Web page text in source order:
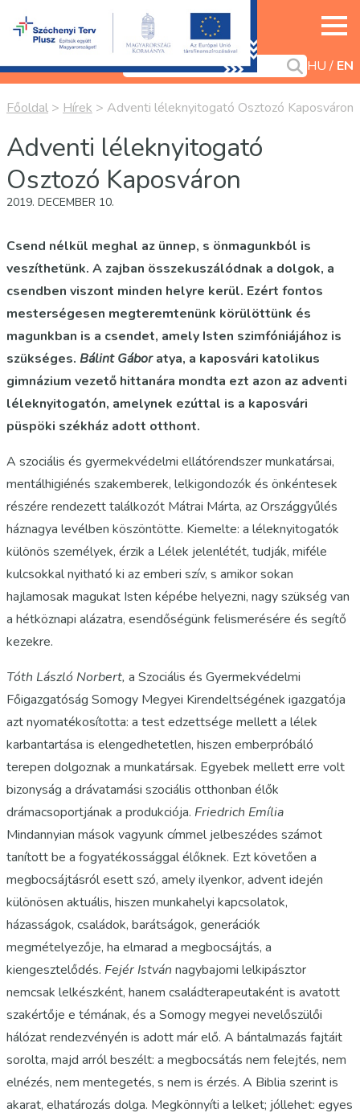
HU EN
Főoldal > Hírek > Adventi léleknyitogató Osztozó Kaposváron
Adventi léleknyitogató
Osztozó Kaposváron
2019. DECEMBER 10.
Csend nélkül meghal az ünnep, s önmagunkból is
veszíthetünk. A zajban összekuszálódnak a dolgok, a
csendben viszont minden helyre kerül. Ezért fontos
mesterségesen megteremtenünk körülöttünk és
magunkban is a csendet, amely Isten szimfóniájához is
szükséges. Bálint Gáboratya, a kaposvári katolikus
gimnázium vezető hittanára mondta ezt azon az adventi
léleknyitogatón, amelynek ezúttal is a kaposvári
püspöki székház adott otthont.
A szociális és gyermekvédelmi ellátórendszer munkatársai,
mentálhigiénés szakemberek, lelkigondozók és önkéntesek
részére rendezett találkozót Mátrai Márta, az Országgyűlés
háznagya levélben köszöntötte. Kiemelte: a léleknyitogatók
különös személyek, érzik a Lélek jelenlétét, tudják, miféle
kulcsokkal nyitható ki az emberi szív, s amikor sokan
hajlamosak magukat Isten képébe helyezni, nagy szükség van
a hétköznapi alázatra, esendőségünk felismerésére és segítő
kezekre.
Tóth László Norbert, a Szociális és Gyermekvédelmi
Főigazgatóság Somogy Megyei Kirendeltségének igazgatója
azt nyomatékosította: a test edzettsége mellett a lélek
karbantartása is elengedhetetlen, hiszen emberpróbáló
terepen dolgoznak a munkatársak. Egyebek mellett erre volt
bizonyság a drávatamási szociális otthonban élők
drámacsoportjának a produkciója. Friedrich Emília
Mindannyian mások vagyunk címmel jelbeszédes számot
tanított be a fogyatékossággal élőknek. Ezt követően a
megbocsájtásról esett szó, amely ilyenkor, advent idején
különösen aktuális, hiszen munkahelyi kapcsolatok,
házasságok, családok, barátságok, generációk
megmételyezője, ha elmarad a megbocsájtás, a
kiengesztelődés. Fejér István nagybajomi lelkipásztor
nemcsak lelkészként, hanem családterapeutaként is avatott
szakértője e témának, és a Somogy megyei nevelőszülői
hálózat rendezvényén is adott már elő. A bántalmazás fajtáit
sorolta, majd arról beszélt: a megbocsátás nem felejtés, nem
elnézés, nem mentegetés, s nem is érzés. A Biblia szerint is
akarat, elhatározás dolga. Megkönnyíti a lelket; jóllehet: egyes